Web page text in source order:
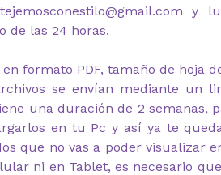
y
de las 24 horas.
en formato PDF, tamaño de hoja
se envían mediante un
una duración de 2 semanas,
en tu Pc y así ya te
que no vas a poder visualizar
ni en Tablet, es necesario